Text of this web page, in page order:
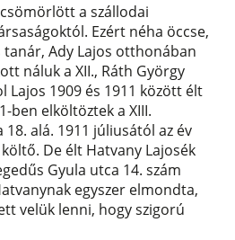
a szállodai
Ezért néha öccse,
tanár, Ady Lajos otthonában
náluk a XII., Ráth György
Lajos 1909 és 1911 között élt
ben elköltöztek a XIII.
alá. 1911 júliusától az év
De élt Hatvany Lajosék
Gyula utca 14. szám
egyszer elmondta,
velük lenni, hogy szigorú